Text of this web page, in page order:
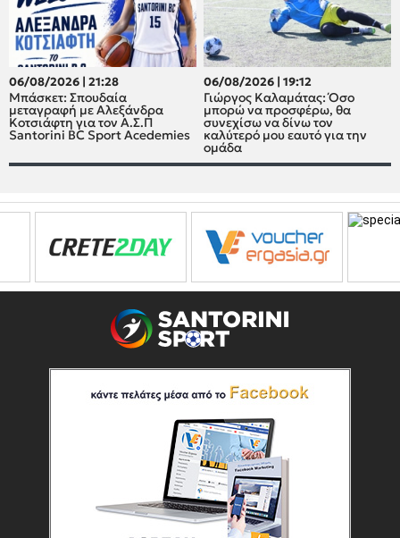
06/08/2026 | 21:28
Μπάσκετ: Σπουδαία
μεταγραφή με Αλεξάνδρα
Κοτσιάφτη για τον A.Σ.Π
Santorini BC Sport Acedemies
06/08/2026 | 19:12
Γιώργος Καλαμάτας: Όσο
μπορώ να προσφέρω, θα
συνεχίσω να δίνω τον
καλύτερό μου εαυτό για την
ομάδα